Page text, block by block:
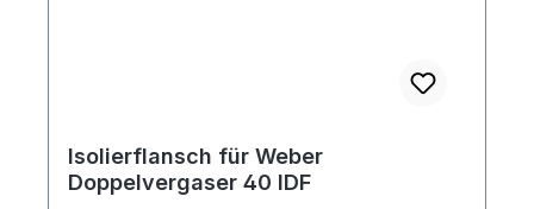
Isolierflansch für Weber
Doppelvergaser 40 IDF